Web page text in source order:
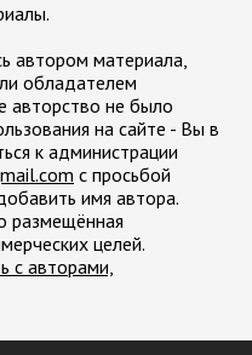
автором материала,
обладателем
авторство не было
на сайте - Вы в
к администрации
с просьбой
имя автора.
размещённая
целей.
с авторами,